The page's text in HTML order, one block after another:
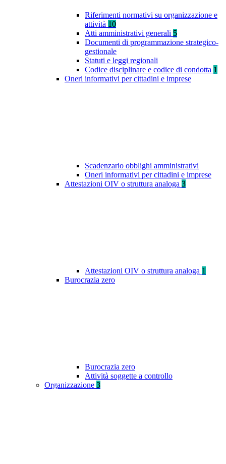
Riferimenti normativi su organizzazione e
attività 10
Atti amministrativi generali 5
Documenti di programmazione strategico-
gestionale
Statuti e leggi regionali
Codice disciplinare e codice di condotta 1
Oneri informativi per cittadini e imprese
Scadenzario obblighi amministrativi
Oneri informativi per cittadini e imprese
Attestazioni OIV o struttura analoga 3
Attestazioni OIV o struttura analoga 1
Burocrazia zero
Burocrazia zero
Attività soggette a controllo
Organizzazione 3